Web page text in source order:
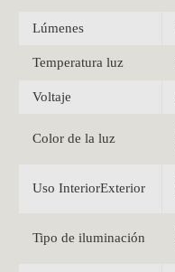
Lúmenes
Temperatura luz
Voltaje
Color de la luz
Uso InteriorExterior
Tipo de iluminación